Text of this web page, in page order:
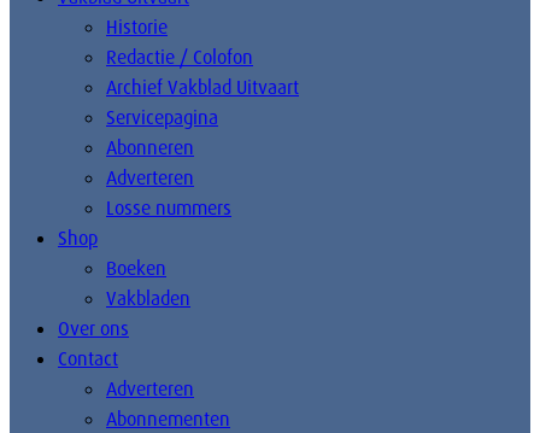
Historie
Redactie / Colofon
Archief Vakblad Uitvaart
Servicepagina
Abonneren
Adverteren
Losse nummers
Shop
Boeken
Vakbladen
Over ons
Contact
Adverteren
Abonnementen